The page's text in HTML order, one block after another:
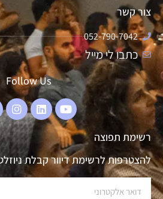
צור קשר
052-790-7042
כתבו לי מייל
Follow Us
רשימת תפוצה
להצטרפות לרשימת דיוור קבלת